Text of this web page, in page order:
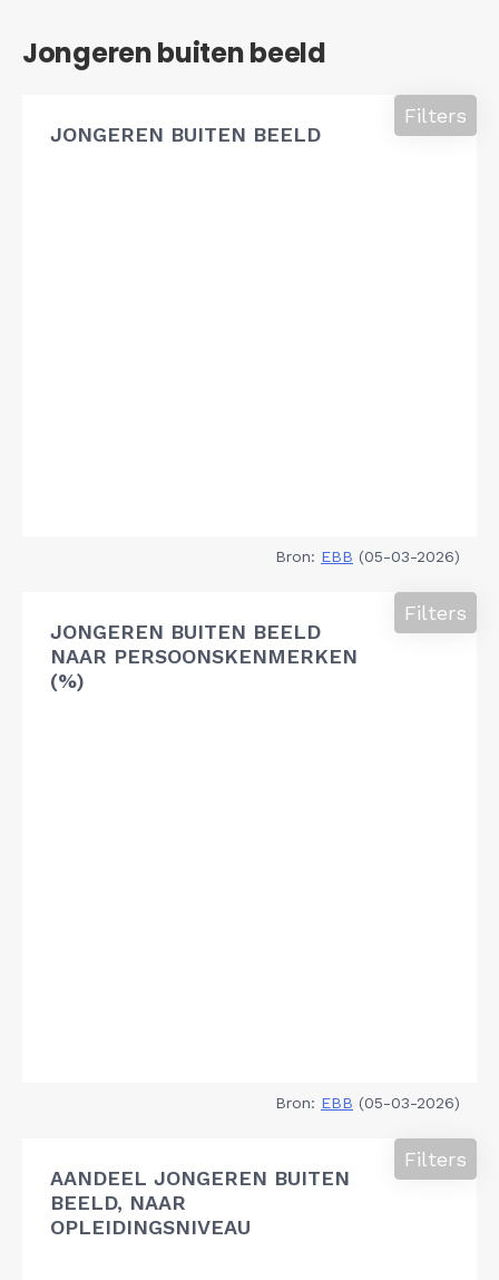
Jongeren buiten beeld
JONGEREN BUITEN BEELD
Filters
Bron: EBB (05-03-2026)
JONGEREN BUITEN BEELD
NAAR PERSOONSKENMERKEN
(%)
Filters
Bron: EBB (05-03-2026)
AANDEEL JONGEREN BUITEN
BEELD, NAAR
OPLEIDINGSNIVEAU
Filters